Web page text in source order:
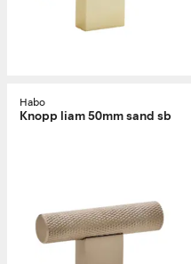
Habo
Knopp liam 50mm sand sb